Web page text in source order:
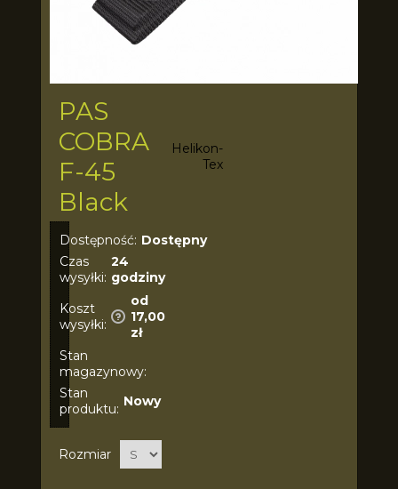
PAS
COBRA
F-45
Black
Helikon-
Tex
Dostępność: Dostępny
Czas
wysyłki:
24
godziny
Koszt
wysyłki:
od
17,00
zł
Stan
magazynowy:
Stan
produktu: Nowy
Rozmiar